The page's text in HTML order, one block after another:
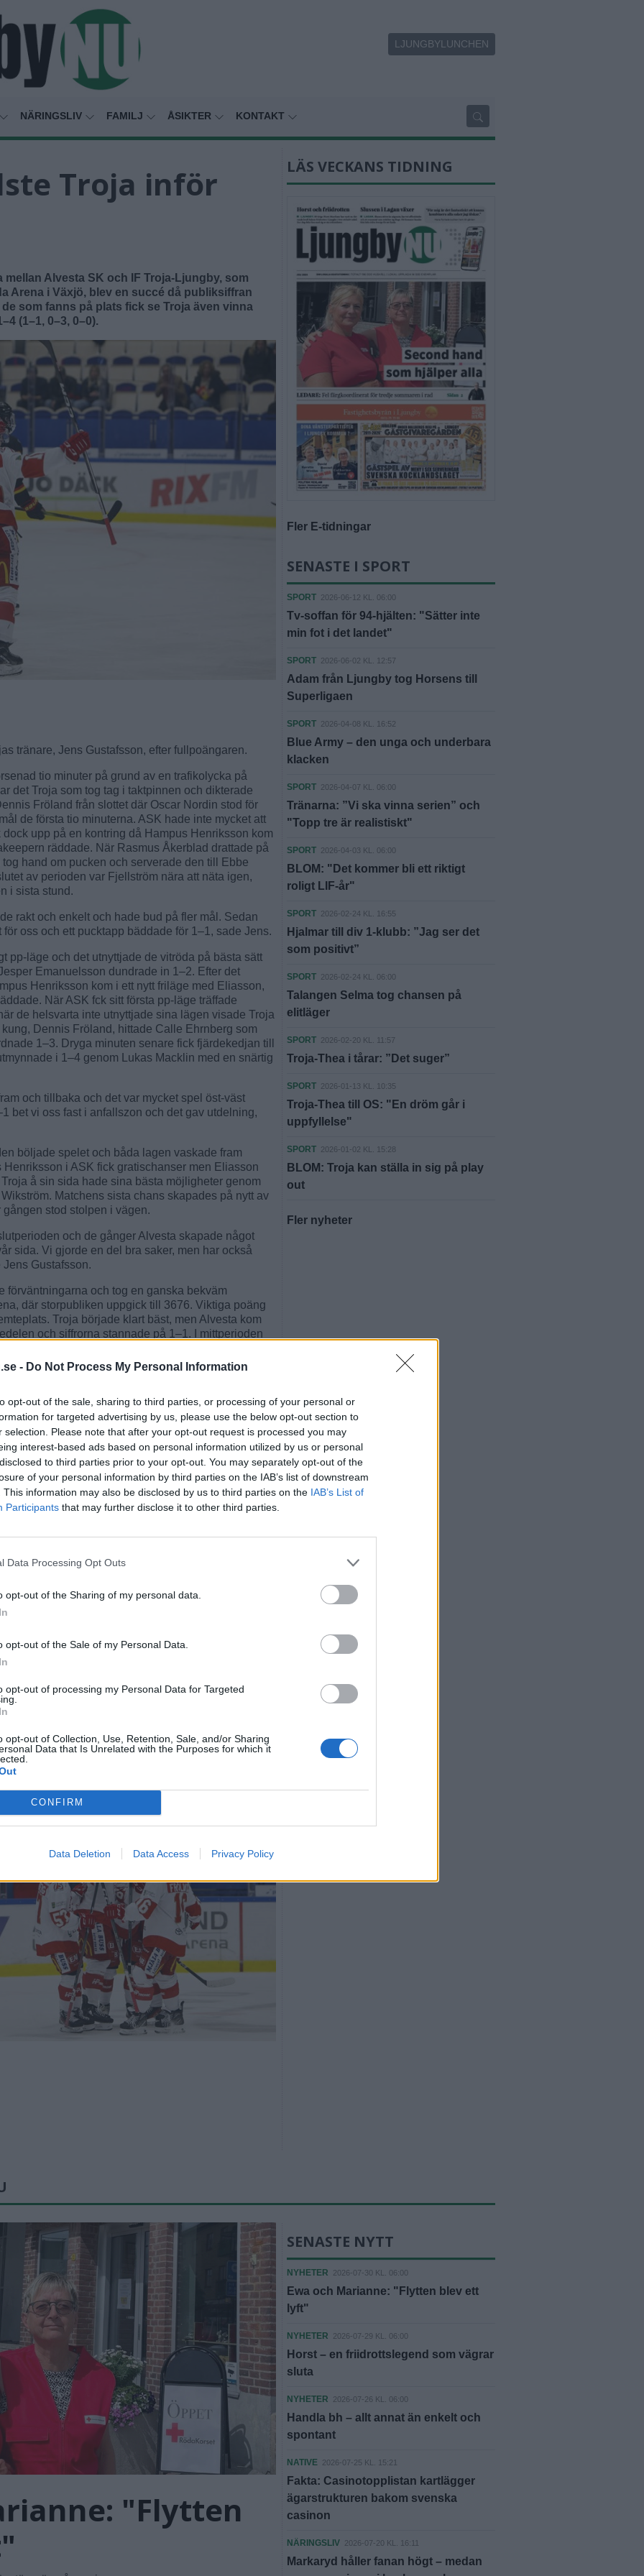
- Do Not Process My Personal Information
opt-out of the sale, sharing to third parties, or processing of your personal or
for targeted advertising by us, please use the below opt-out section to
selection. Please note that after your opt-out request is processed you may
interest-based ads based on personal information utilized by us or personal
to third parties prior to your opt-out. You may separately opt-out of the
of your personal information by third parties on the IAB’s list of downstream
This information may also be disclosed by us to third parties on the IAB’s List of
Participants that may further disclose it to other third parties.
Data Processing Opt Outs
opt-out of the Sharing of my personal data.
opt-out of the Sale of my Personal Data.
opt-out of processing my Personal Data for Targeted
opt-out of Collection, Use, Retention, Sale, and/or Sharing
Data that Is Unrelated with the Purposes for which it
CONFIRM
Data Deletion Data Access Privacy Policy
LJUNGBYLUNCHEN
NÄRINGSLIV FAMILJ ÅSIKTER KONTAKT
Troja inför
Alvesta SK och IF Troja-Ljungby, som
Arena i Växjö, blev en succé då publiksiffran
som fanns på plats fick se Troja även vinna
(1–1, 0–3, 0–0).
tränare, Jens Gustafsson, efter fullpoängaren.
tio minuter på grund av en trafikolycka på
det Troja som tog tag i taktpinnen och dikterade
Fröland från slottet där Oscar Nordin stod för
de första tio minuterna. ASK hade inte mycket att
upp på en kontring då Hampus Henriksson kom
räddade. När Rasmus Åkerblad drattade på
hand om pucken och serverade den till Ebbe
av perioden var Fjellström nära att näta igen,
i sista stund.
rakt och enkelt och hade bud på fler mål. Sedan
oss och ett pucktapp bäddade för 1–1, sade Jens.
pp-läge och det utnyttjade de vitröda på bästa sätt
Emanuelsson dundrade in 1–2. Efter det
Henriksson kom i ett nytt friläge med Eliasson,
När ASK fck sitt första pp-läge träffade
de helsvarta inte utnyttjade sina lägen visade Troja
Dennis Fröland, hittade Calle Ehrnberg som
1–3. Dryga minuten senare fick fjärdekedjan till
i 1–4 genom Lukas Macklin med en snärtig
och tillbaka och det var mycket spel öst-väst
bet vi oss fast i anfallszon och det gav utdelning,
böljade spelet och båda lagen vaskade fram
i ASK fick gratischanser men Eliasson
å sin sida hade sina bästa möjligheter genom
Matchens sista chans skapades på nytt av
stod stolpen i vägen.
och de gånger Alvesta skapade något
sida. Vi gjorde en del bra saker, men har också
Gustafsson.
förväntningarna och tog en ganska bekväm
där storpubliken uppgick till 3676. Viktiga poäng
Troja började klart bäst, men Alvesta kom
och siffrorna stannade på 1–1. I mittperioden
tre raka mål fram till 1–4. Den sista akten bjöd på
således och tre vattentäta poäng hem till Ljungby.
med två mål och ett assist på kontot. Kul även
spräcka målnollan. Nu kanske det lossnar på allvar
Macklin, Käkelä och Sjögren visade också fina
en del att stå i längst bak, men gjorde det bra.
oerhört viktig match i kampen om en plats i allettan.
Nordin), 1–1 (14.37) Ebbe Fjellström (Victor
(Jesper Emanuelsson) spel fem mot fyra, 1-3
1–4 (36.54) Lukas Macklin (Carl-Johan
LÄS VECKANS TIDNING
Fler E-tidningar
SENASTE I SPORT
SPORT 2026-06-12 KL. 06:00
Tv-soffan för 94-hjälten: "Sätter inte
min fot i det landet"
SPORT 2026-06-02 KL. 12:57
Adam från Ljungby tog Horsens till
Superligaen
SPORT 2026-04-08 KL. 16:52
Blue Army – den unga och underbara
klacken
SPORT 2026-04-07 KL. 06:00
Tränarna: ”Vi ska vinna serien” och
"Topp tre är realistiskt"
SPORT 2026-04-03 KL. 06:00
BLOM: "Det kommer bli ett riktigt
roligt LIF-år"
SPORT 2026-02-24 KL. 16:55
Hjalmar till div 1-klubb: ”Jag ser det
som positivt”
SPORT 2026-02-24 KL. 06:00
Talangen Selma tog chansen på
elitläger
SPORT 2026-02-20 KL. 11:57
Troja-Thea i tårar: ”Det suger”
SPORT 2026-01-13 KL. 10:35
Troja-Thea till OS: "En dröm går i
uppfyllelse"
SPORT 2026-01-02 KL. 15:28
BLOM: Troja kan ställa in sig på play
out
Fler nyheter
"Flytten
SENASTE NYTT
NYHETER 2026-07-30 KL. 06:00
Ewa och Marianne: "Flytten blev ett
lyft"
NYHETER 2026-07-29 KL. 06:00
Horst – en friidrottslegend som vägrar
sluta
NYHETER 2026-07-26 KL. 06:00
Handla bh – allt annat än enkelt och
spontant
NATIVE 2026-07-25 KL. 15:21
Fakta: Casinotopplistan kartlägger
ägarstrukturen bakom svenska
casinon
NÄRINGSLIV 2026-07-20 KL. 16:11
Markaryd håller fanan högt – medan